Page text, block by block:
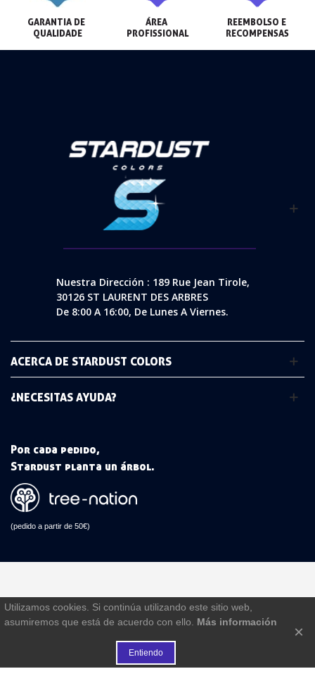
GARANTIA DE
QUALIDADE
ÁREA
PROFISSIONAL
REEMBOLSO E
RECOMPENSAS
Nuestra Dirección : 189 Rue Jean Tirole,
30126 ST LAURENT DES ARBRES
De 8:00 A 16:00, De Lunes A Viernes.
ACERCA DE STARDUST COLORS
¿NECESITAS AYUDA?
Por cada pedido,
Stardust planta un árbol.
(pedido a partir de 50€)
Utilizamos cookies. Si continúa utilizando este sitio web,
asumiremos que está de acuerdo con ello. Más información
Entiendo
×